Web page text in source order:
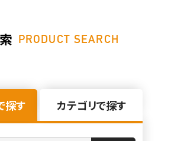
PRODUCT SEARCH
探す カテゴリで探す